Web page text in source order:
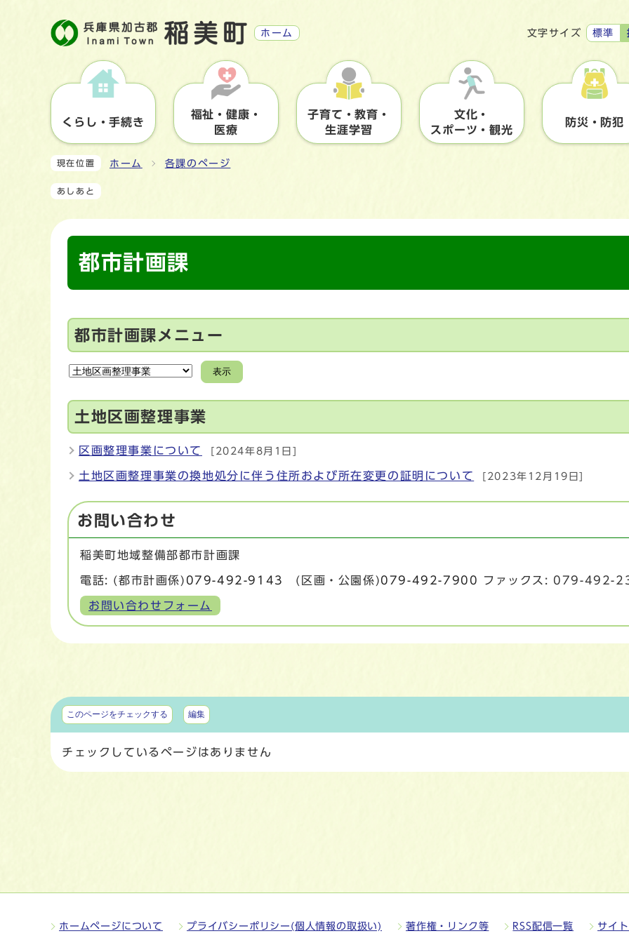
ホーム 文字サイズ 標準
くらし・手続き
福祉・健康・
医療
子育て・教育・
生涯学習
文化・
スポーツ・観光
防災・防犯
現在位置 ホーム 各課のページ
あしあと
都市計画課
都市計画課メニュー
表示
土地区画整理事業
区画整理事業について [2024年8月1日]
土地区画整理事業の換地処分に伴う住所および所在変更の証明について [2023年12月19日]
お問い合わせ
稲美町地域整備部都市計画課
電話: (都市計画係) 079-492-9143 (区画・公園係)079-492-7900 ファックス: 079-492-
お問い合わせフォーム
マイページ
このページをチェックする 編集
チェックしているページはありません
ホームページについて プライバシーポリシー(個人情報の取扱い) 著作権・リンク等 RSS配信一覧 サイ